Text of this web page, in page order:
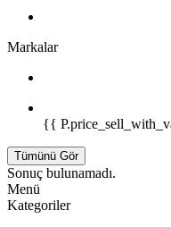
Markalar
{{
Tümünü Gör
Sonuç bulunamadı.
Menü
Kategoriler